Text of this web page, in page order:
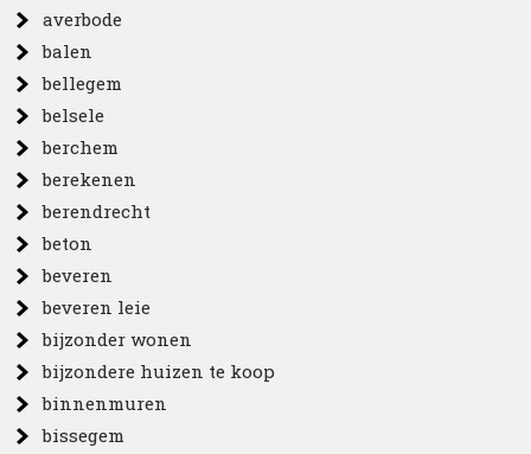
averbode
balen
bellegem
belsele
berchem
berekenen
berendrecht
beton
beveren
beveren leie
bijzonder wonen
bijzondere huizen te koop
binnenmuren
bissegem